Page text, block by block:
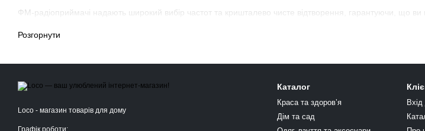
ФМ-радіоприймачі надають широкий вибір частот та кришталево чисте відтворення, гарантуючи, що ви
звучання ще більш насиченим та глибоким.
У категорії аудіотехніки нашого асортименту ви знайдете все необхідне для того, щоб зробити ваш
Розгорнути
Loco - магазин товарів для дому
Графік роботи:
Каталог
Краса та здоровʼя
Дім та сад
Вхід